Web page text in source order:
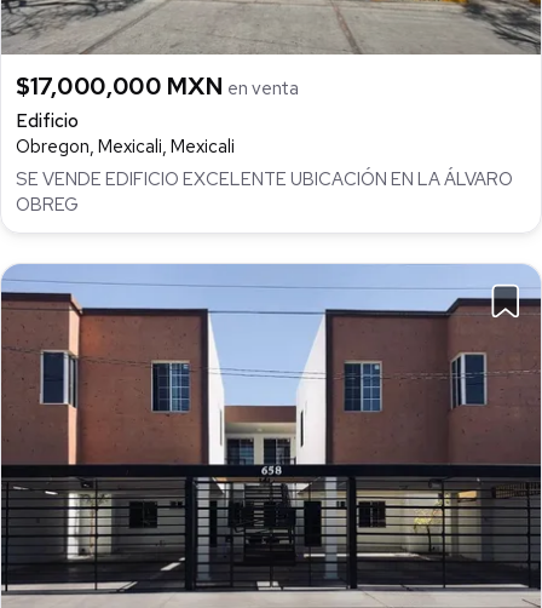
$17,000,000 MXN en venta
Edificio
Obregon, Mexicali, Mexicali
SE VENDE EDIFICIO EXCELENTE UBICACIÓN EN LA ÁLVARO
OBREG